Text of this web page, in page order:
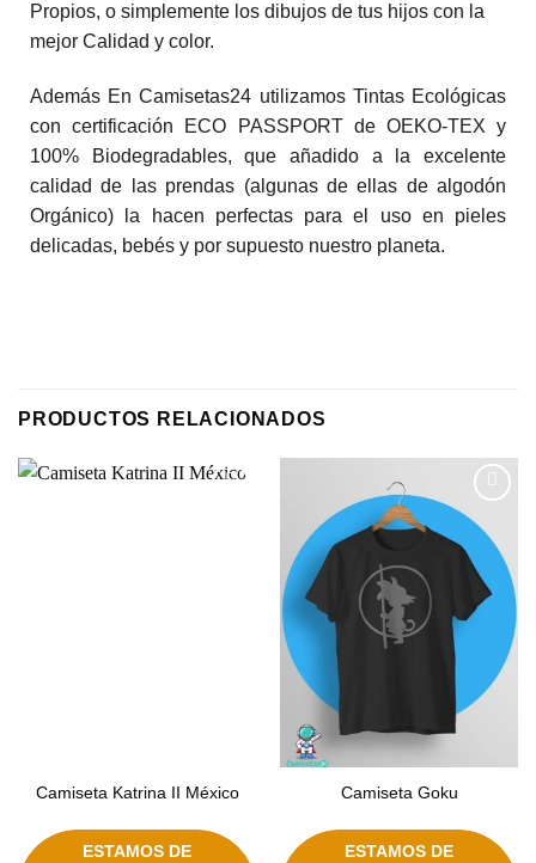
Propios, o simplemente los dibujos de tus hijos con la
mejor Calidad y color.
Además En Camisetas24 utilizamos Tintas Ecológicas
con certificación ECO PASSPORT de OEKO-TEX y
100% Biodegradables, que añadido a la excelente
calidad de las prendas (algunas de ellas de algodón
Orgánico) la hacen perfectas para el uso en pieles
delicadas, bebés y por supuesto nuestro planeta.
PRODUCTOS RELACIONADOS
Camiseta Katrina II México
ESTAMOS DE
Añadir
a la
lista de
deseos
Camiseta Goku
ESTAMOS DE